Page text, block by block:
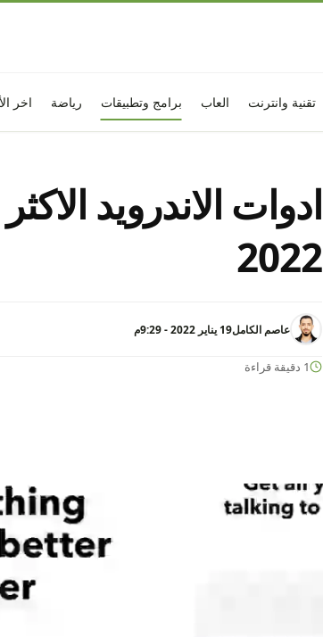
تقنية وانترنت العاب برامج وتطبيقات رياضة اخر
ادوات الاندرويد
2022
عاصم الكامل19 يناير 2022 - 9:29م
1 دقيقة قراءة